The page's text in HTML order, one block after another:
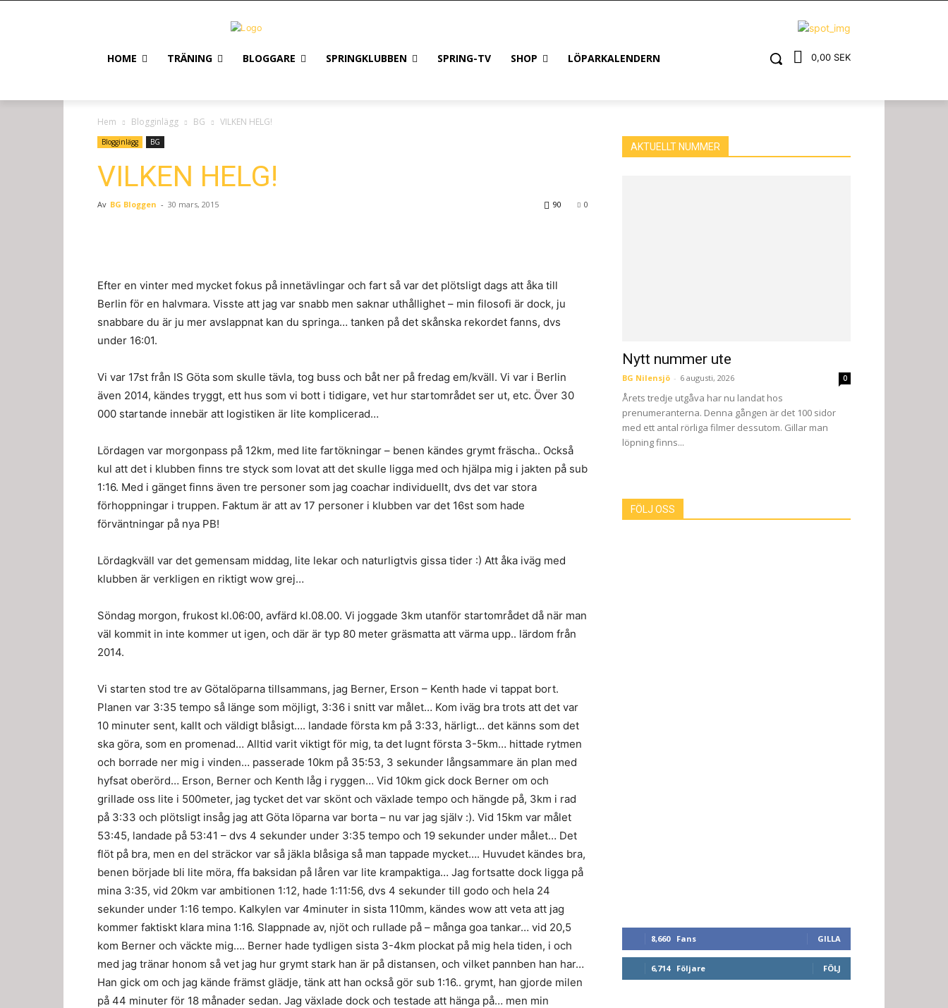
0,00 SEK
HOME TRÄNING BLOGGARE SPRINGKLUBBEN SPRING-TV SHOP LÖPARKALENDERN
Hem Blogginlägg BG VILKEN HELG!
Blogginlägg BG
VILKEN HELG!
Av BG Bloggen - 30 mars, 2015 0
90
Efter en vinter med mycket fokus på innetävlingar och fart så var det plötsligt dags att åka till
Berlin för en halvmara. Visste att jag var snabb men saknar uthållighet – min filosofi är dock, ju
snabbare du är ju mer avslappnat kan du springa… tanken på det skånska rekordet fanns, dvs
under 16:01.
Vi var 17st från IS Göta som skulle tävla, tog buss och båt ner på fredag em/kväll. Vi var i Berlin
även 2014, kändes tryggt, ett hus som vi bott i tidigare, vet hur startområdet ser ut, etc. Över 30
000 startande innebär att logistiken är lite komplicerad…
Lördagen var morgonpass på 12km, med lite fartökningar – benen kändes grymt fräscha.. Också
kul att det i klubben finns tre styck som lovat att det skulle ligga med och hjälpa mig i jakten på sub
1:16. Med i gänget finns även tre personer som jag coachar individuellt, dvs det var stora
förhoppningar i truppen. Faktum är att av 17 personer i klubben var det 16st som hade
förväntningar på nya PB!
Lördagkväll var det gemensam middag, lite lekar och naturligtvis gissa tider :) Att åka iväg med
klubben är verkligen en riktigt wow grej…
Söndag morgon, frukost kl.06:00, avfärd kl.08.00. Vi joggade 3km utanför startområdet då när man
väl kommit in inte kommer ut igen, och där är typ 80 meter gräsmatta att värma upp.. lärdom från
2014.
Vi starten stod tre av Götalöparna tillsammans, jag Berner, Erson – Kenth hade vi tappat bort.
Planen var 3:35 tempo så länge som möjligt, 3:36 i snitt var målet… Kom iväg bra trots att det var
10 minuter sent, kallt och väldigt blåsigt…. landade första km på 3:33, härligt… det känns som det
ska göra, som en promenad… Alltid varit viktigt för mig, ta det lugnt första 3-5km… hittade rytmen
och borrade ner mig i vinden… passerade 10km på 35:53, 3 sekunder långsammare än plan med
hyfsat oberörd… Erson, Berner och Kenth låg i ryggen… Vid 10km gick dock Berner om och
grillade oss lite i 500meter, jag tycket det var skönt och växlade tempo och hängde på, 3km i rad
på 3:33 och plötsligt insåg jag att Göta löparna var borta – nu var jag själv :). Vid 15km var målet
53:45, landade på 53:41 – dvs 4 sekunder under 3:35 tempo och 19 sekunder under målet… Det
flöt på bra, men en del sträckor var så jäkla blåsiga så man tappade mycket…. Huvudet kändes bra,
benen började bli lite möra, ffa baksidan på låren var lite krampaktiga… Jag fortsatte dock ligga på
mina 3:35, vid 20km var ambitionen 1:12, hade 1:11:56, dvs 4 sekunder till godo och hela 24
sekunder under 1:16 tempo. Kalkylen var 4minuter in sista 110mm, kändes wow att veta att jag
kommer faktiskt klara mina 1:16. Slappnade av, njöt och rullade på – många goa tankar… vid 20,5
kom Berner och väckte mig…. Berner hade tydligen sista 3-4km plockat på mig hela tiden, i och
med jag tränar honom så vet jag hur grymt stark han är på distansen, och vilket pannben han har…
Han gick om och jag kände främst glädje, tänk att han också gör sub 1:16.. grymt, han gjorde milen
på 44 minuter för 18 månader sedan. Jag växlade dock och testade att hänga på… men min
AKTUELLT NUMMER
Nytt nummer ute
BG Nilensjö - 6 augusti, 2026 0
Årets tredje utgåva har nu landat hos
prenumeranterna. Denna gången är det 100 sidor
med ett antal rörliga filmer dessutom. Gillar man
löpning finns...
FÖLJ OSS
8,660 Fans GILLA
6,714 Följare FÖLJ